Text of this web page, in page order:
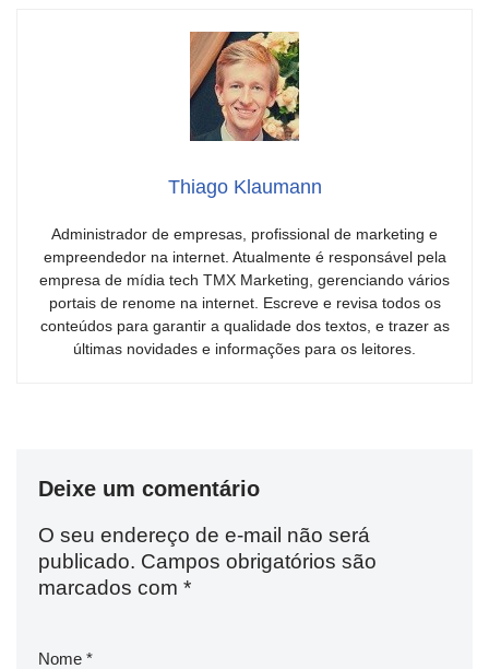
Thiago Klaumann
Administrador de empresas, profissional de marketing e
empreendedor na internet. Atualmente é responsável pela
empresa de mídia tech TMX Marketing, gerenciando vários
portais de renome na internet. Escreve e revisa todos os
conteúdos para garantir a qualidade dos textos, e trazer as
últimas novidades e informações para os leitores.
Deixe um comentário
O seu endereço de e-mail não será
publicado. Campos obrigatórios são
marcados com *
Nome *